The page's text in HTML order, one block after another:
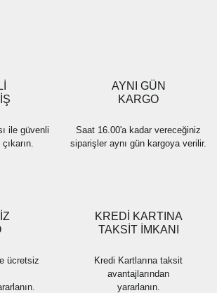
sitelerden daha pahalı.
farklı alternatifler olmalı.
ile güvenli
AYNI GÜN
KARGO
Saat 16.00'a kadar vereceğiniz
siparişler aynı gün kargoya verilir.
ücretsiz
KREDİ KARTINA
TAKSİT İMKANI
Kredi Kartlarına taksit
avantajlarından
yararlanın.